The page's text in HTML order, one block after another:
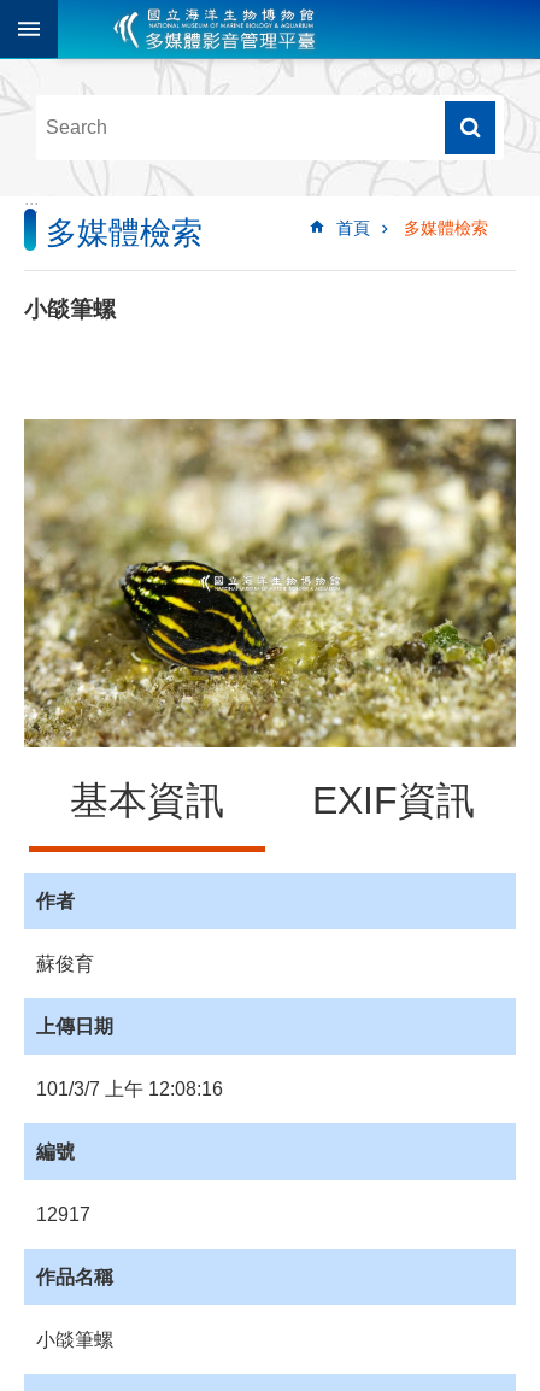
跳到主要內容區塊
階
尋
多
媒
體
檢
像
音
音
源
訊
息
發
布
諮
詢
會
員
專
區
館
員
網
站
購
:::
首頁 多媒體檢索
多媒體檢索
小燄筆螺
基本資訊 EXIF資訊
作者
蘇俊育
上傳日期
101/3/7 上午 12:08:16
編號
12917
作品名稱
小燄筆螺